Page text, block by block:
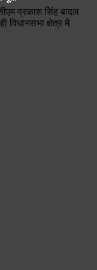
प्रकाश सिंह बादल
विधानसभा क्षेत्र में